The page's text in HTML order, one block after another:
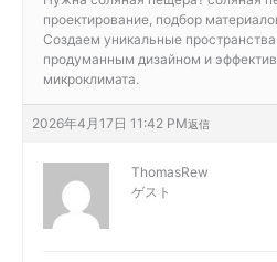
проектирование, подбор
Создаем уникальные
продуманным дизайном и
микроклимата.
2026年4月17日 11:42 PM返信
ThomasRew
ゲスト